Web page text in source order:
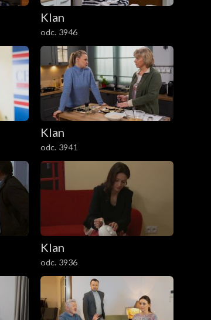
Klan
odc. 3946
Klan
odc. 3941
Klan
odc. 3936